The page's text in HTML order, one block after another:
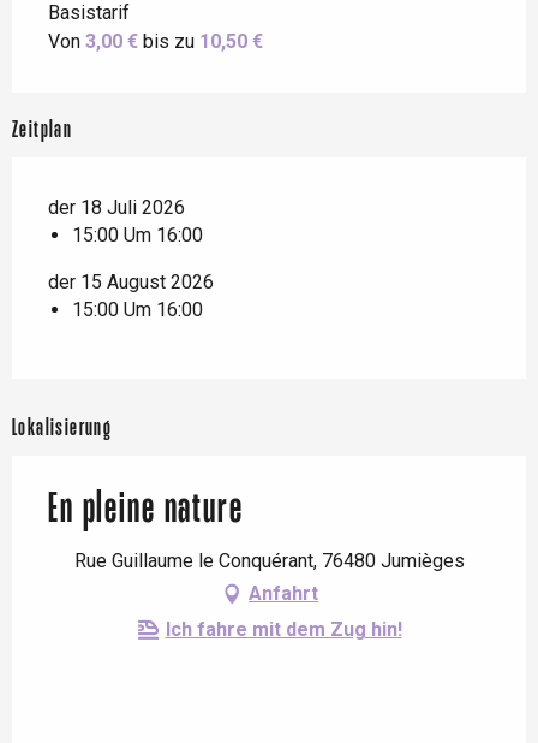
Basistarif
Von 3,00 € bis zu 10,50 €
Zeitplan
der 18 Juli 2026
15:00 Um 16:00
der 15 August 2026
15:00 Um 16:00
Lokalisierung
En pleine nature
Rue Guillaume le Conquérant, 76480 Jumièges
Anfahrt
Ich fahre mit dem Zug hin!